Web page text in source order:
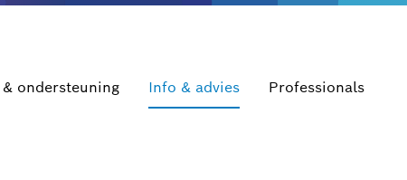
ondersteuning Info & advies Professionals